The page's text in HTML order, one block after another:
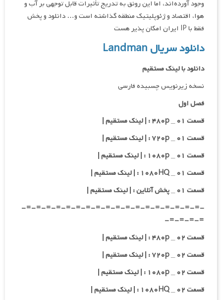
وجود آورده‌اند، اما این رونق به تدریج تأثیرات قابل توجهی بر آب و
هوا، اقتصاد و ژئوپلیتیک منطقه گذاشته است و… دانلود و پخش
فقط با IP ایران امکان پذیر هست
دانلود سریال Landman
دانلود با لینک مستقیم
نسخه زیرنویس چسبیده فارسی
فصل اول
قسمت ۰۱ _ ۴۸۰p : | لینک مستقیم |
قسمت ۰۱ _ ۷۲۰p : | لینک مستقیم |
قسمت ۰۱ _ ۱۰۸۰p : | لینک مستقیم |
قسمت ۰۱ _ ۱۰۸۰HQ : | لینک مستقیم |
قسمت ۰۱ _ پخش آنلاین : | لینک مستقیم |
-=-=-=-=-=-=-=-=-=-=-=-=-=-=-=-=-=-=-
=-=-=-=-
قسمت ۰۲ _ ۴۸۰p : | لینک مستقیم |
قسمت ۰۲ _ ۷۲۰p : | لینک مستقیم |
قسمت ۰۲ _ ۱۰۸۰p : | لینک مستقیم |
قسمت ۰۲ _ ۱۰۸۰HQ : | لینک مستقیم |